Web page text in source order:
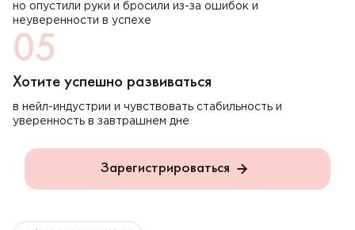
но опустили руки и бросили из-за ошибок и
неуверенности в успехе
05
Хотите успешно развиваться
в нейл-индустрии и чувствовать стабильность и
уверенность в завтрашнем дне
Зарегистрироваться